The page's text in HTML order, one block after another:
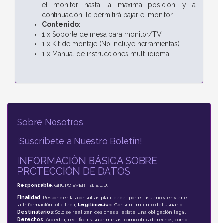
el monitor hasta la máxima posición, y a
continuación, le permitirá bajar el monitor.
Contenido:
1 x Soporte de mesa para monitor/TV
1 x Kit de montaje (No incluye herramientas)
1 x Manual de instrucciones multi idioma
Sobre Nosotros
¡Suscríbete a Nuestro Boletín!
INFORMACIÓN BÁSICA SOBRE
PROTECCIÓN DE DATOS
Responsable: GRUPO EVER TSI, S.L.U.
Finalidad: Responder las consultas planteadas por el usuario y enviarle
la información solicitada; Legitimación: Consentimiento del usuario;
Destinatarios: Solo se realizan cesiones si existe una obligación legal;
Derechos: Acceder, rectificar y suprimir, así como otros derechos, como